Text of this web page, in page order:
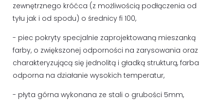
zewnętrznego króćca (z możliwością podłączenia od
tyłu jak i od spodu) o średnicy fi 100,
- piec pokryty specjalnie zaprojektowaną mieszanką
farby, o zwiększonej odporności na zarysowania oraz
charakteryzującą się jednolitą i gładką strukturą, farba
odporna na działanie wysokich temperatur,
- płyta górna wykonana ze stali o grubości 5mm,